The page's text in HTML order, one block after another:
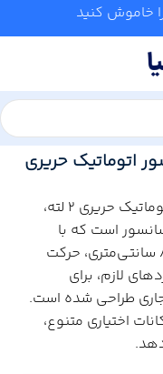
اتوماتیک حریری
درب 80 کابین سانترال آسانسور اتوماتیک حریری 2 لته،
است که با
مکانیزم سانترال، عرض بازشوی 80 سانتی‌متری، حرکت
لازم، برای
طراحی شده است.
اختیاری متنوع،